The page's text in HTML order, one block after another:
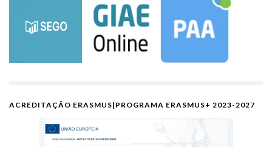
ACREDITAÇÃO ERASMUS|PROGRAMA ERASMUS+ 2023-2027